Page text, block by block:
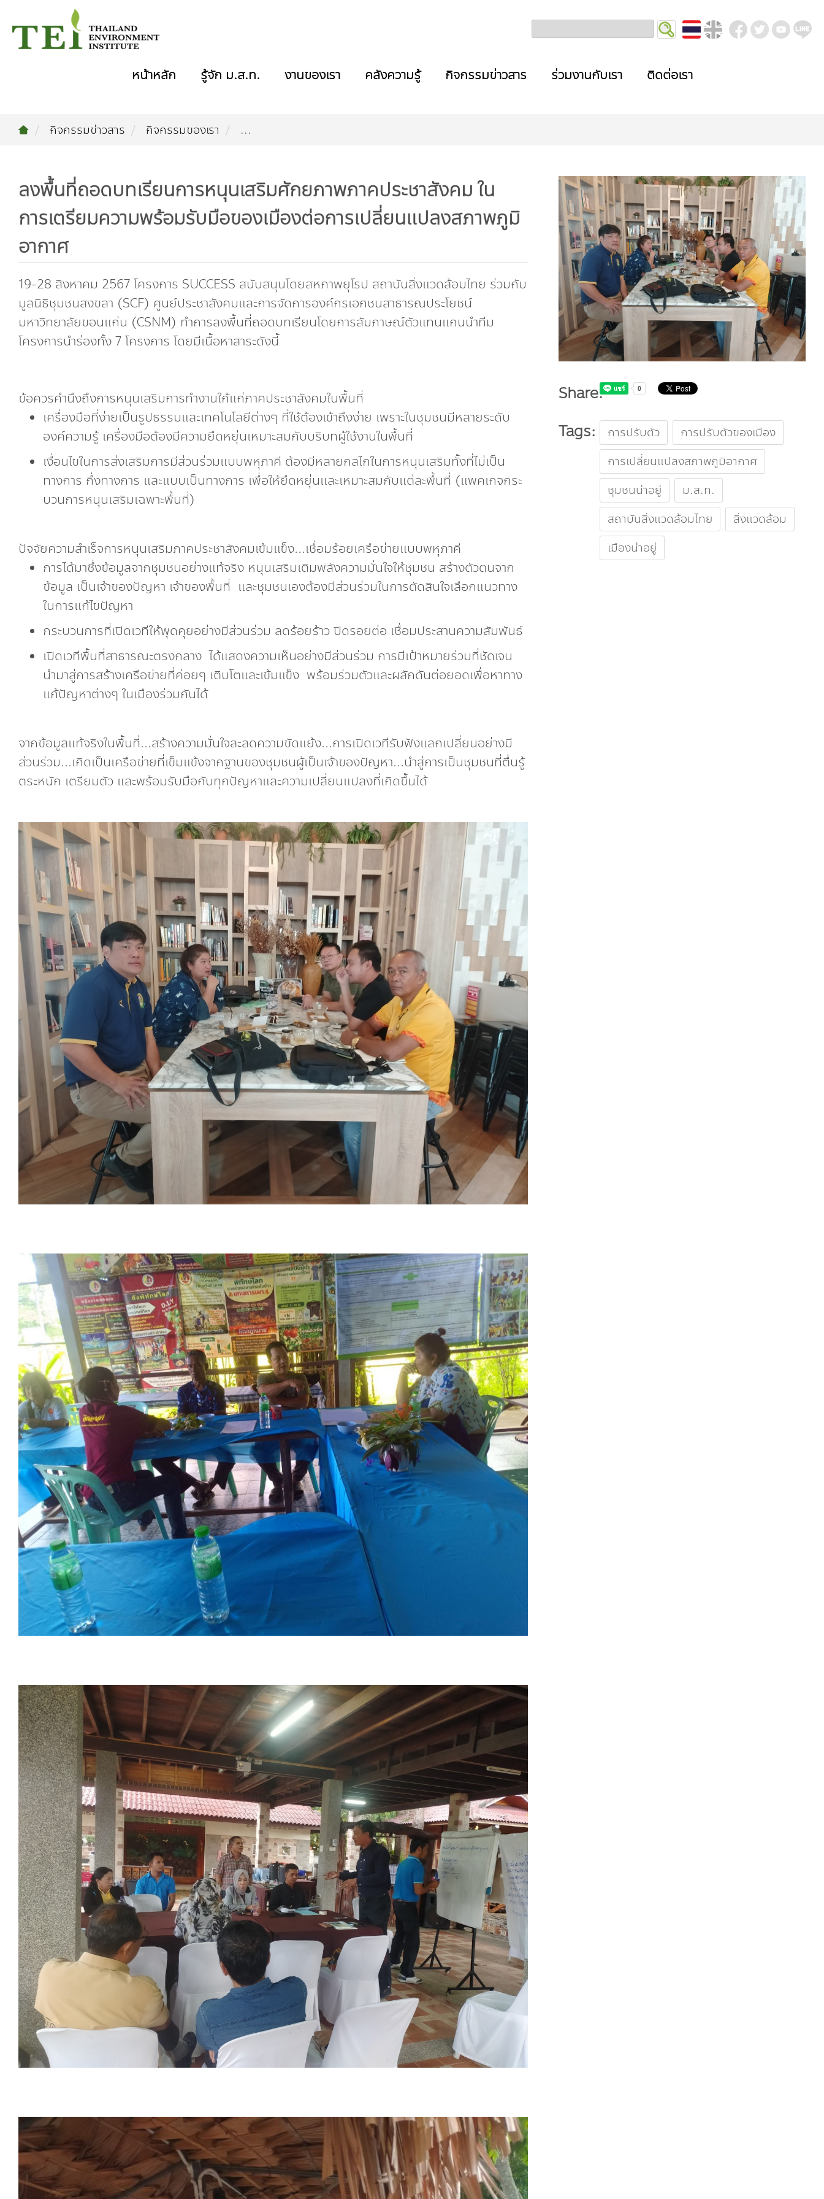
หน้าหลัก รู้จัก ม.ส.ท. งานของเรา คลังความรู้ กิจกรรมข่าวสาร ร่วมงานกับเรา ติดต่อเรา
กิจกรรมข่าวสาร กิจกรรมของเรา ...
ลงพื้นที่ถอดบทเรียนการหนุนเสริมศักยภาพภาคประชาสังคม ใน
การเตรียมความพร้อมรับมือของเมืองต่อการเปลี่ยนแปลงสภาพภูมิ
อากาศ
19-28 สิงหาคม 2567 โครงการ SUCCESS สนับสนุนโดยสหภาพยุโรป สถาบันสิ่งแวดล้อมไทย ร่วมกับ
มูลนิธิชุมชนสงขลา (SCF) ศูนย์ประชาสังคมและการจัดการองค์กรเอกชนสาธารณประโยชน์
มหาวิทยาลัยขอนแก่น (CSNM) ทำการลงพื้นที่ถอดบทเรียนโดยการสัมภาษณ์ตัวแทนแกนนำทีม
โครงการนำร่องทั้ง 7 โครงการ โดยมีเนื้อหาสาระดังนี้
ข้อควรคำนึงถึงการหนุนเสริมการทำงานใก้แก่ภาคประชาสังคมในพื้นที่
เครื่องมือที่ง่ายเป็นรูปธรรมและเทคโนโลยีต่างๆ ที่ใช้ต้องเข้าถึงง่าย เพราะในชุมชนมีหลายระดับ
องค์ความรู้ เครื่องมือต้องมีความยืดหยุ่นเหมาะสมกับบริบทผู้ใช้งานในพื้นที่
เงื่อนไขในการส่งเสริมการมีส่วนร่วมแบบพหุภาคี ต้องมีหลายกลไกในการหนุนเสริมทั้งที่ไม่เป็น
ทางการ กึ่งทางการ และแบบเป็นทางการ เพื่อให้ยืดหยุ่นและเหมาะสมกับแต่ละพื้นที่ (แพคเกจกระ
บวนการหนุนเสริมเฉพาะพื้นที่)
ปัจจัยความสำเร็จการหนุนเสริมภาคประชาสังคมเข้มแข็ง...เชื่อมร้อยเครือข่ายแบบพหุภาคี
การได้มาซึ่งข้อมูลจากชุมชนอย่างแท้จริง หนุนเสริมเติมพลังความมั่นใจให้ชุมชน สร้างตัวตนจาก
ข้อมูล เป็นเจ้าของปัญหา เจ้าของพื้นที่ และชุมชนเองต้องมีส่วนร่วมในการตัดสินใจเลือกแนวทาง
ในการแก้ไขปัญหา
กระบวนการที่เปิดเวทีให้พุดคุยอย่างมีส่วนร่วม ลดร้อยร้าว ปิดรอยต่อ เชื่อมประสานความสัมพันธ์
เปิดเวทีพื้นที่สาธารณะตรงกลาง ได้แสดงความเห็นอย่างมีส่วนร่วม การมีเป้าหมายร่วมที่ชัดเจน
นำมาสู่การสร้างเครือข่ายที่ค่อยๆ เติบโตและเข้มแข็ง พร้อมร่วมตัวและผลักดันต่อยอดเพื่อหาทาง
แก้ปัญหาต่างๆ ในเมืองร่วมกันได้
จากข้อมูลแท้จริงในพื้นที่...สร้างความมั่นใจละลดความขัดแย้ง...การเปิดเวทีรับฟังแลกเปลี่ยนอย่างมี
ส่วนร่วม...เกิดเป็นเครือข่ายที่เข็มแข้งจากฐานของชุมชนผู้เป็นเจ้าของปัญหา...นำสู่การเป็นชุมชนที่ตื่นรู้
ตระหนัก เตรียมตัว และพร้อมรับมือกับทุกปัญหาและความเปลี่ยนแปลงที่เกิดขึ้นได้
Share:
Tags:
การปรับตัว
การปรับตัวของเมือง
การเปลี่ยนแปลงสภาพภูมิอากาศ
ชุมชนน่าอยู่
ม.ส.ท.
สถาบันสิ่งแวดล้อมไทย
สิ่งแวดล้อม
เมืองน่าอยู่